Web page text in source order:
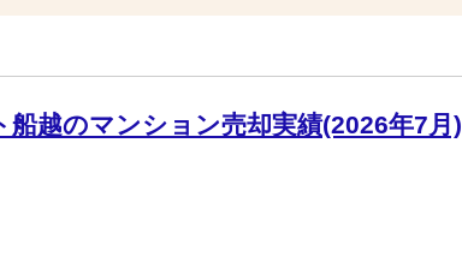
船越のマンション売却実績(2026年7月)